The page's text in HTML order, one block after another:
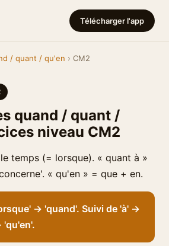
Télécharger l'app
/ quant / qu'en › CM2
quand / quant /
niveau CM2
temps (= lorsque). « quant à »
« qu'en » = que + en.
→ 'quand'. Suivi de 'à' →
'qu'en'.